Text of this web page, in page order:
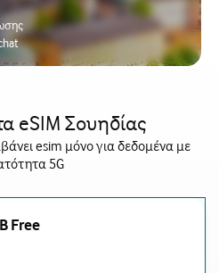
eSIM Σουηδίας
esim μόνο για δεδομένα με
5G
Free